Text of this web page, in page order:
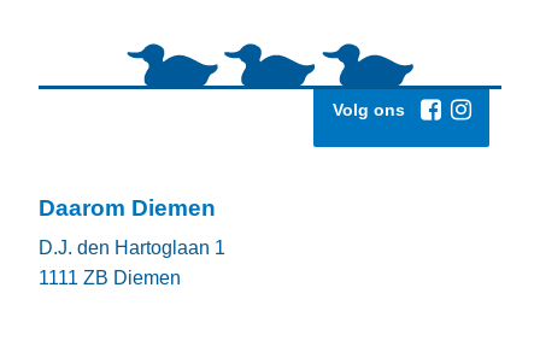
Volg ons
Daarom Diemen
D.J. den Hartoglaan 1
1111 ZB Diemen